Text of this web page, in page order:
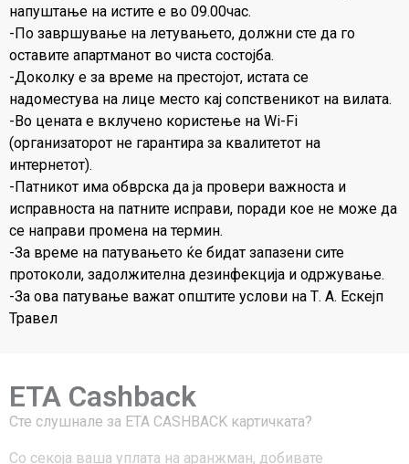
напуштање на истите е во 09.00час.
-По завршување на летувањето, должни сте да го
оставите апартманот во чиста состојба.
-Доколку е за време на престојот, истата се
надоместува на лице место кај сопственикот на вилата.
-Во цената е вклучено користење на Wi-Fi
(организаторот не гарантира за квалитетот на
интернетот).
-Патникот има обврска да ја провери важноста и
исправноста на патните исправи, поради кое не може да
се направи промена на термин.
-За време на патувањето ќе бидат запазени сите
протоколи, задолжителна дезинфекција и одржување.
-За ова патување важат општите услови на Т. А. Ескејп
Травел
ETA Cashback
Сте слушнале за ЕТА CASHBACK картичката?
Со секоја ваша уплата на аранжман, добивате